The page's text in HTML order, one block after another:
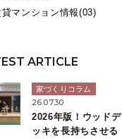
貸マンション情報(03)
ARTICLE
家づくりコラム
26.07.30
2026年版！ウッドデ
ッキを長持ちさせる